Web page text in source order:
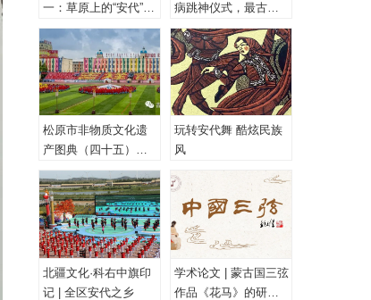
一：草原上的“安代”和
安代舞
病跳神仪式，最古老
的心理治疗！
松原市非物质文化遗
产图典（四十五）蒙
古族安代舞
玩转安代舞 酷炫民族
风
北疆文化·科右中旗印
记 | 全区安代之乡
学术论文 | 蒙古国三弦
作品《花马》的研究